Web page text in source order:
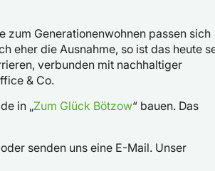
zum Generationenwohnen passen sich
eher die Ausnahme, so ist das heute
verbunden mit nachhaltiger
& Co.
in „Zum Glück Bötzow“ bauen. Das
senden uns eine E-Mail. Unser